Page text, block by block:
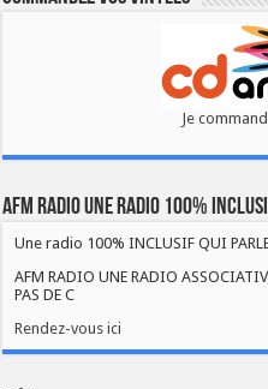
Je
AFM RADIO UNE RADIO 100%
Une radio 100% INCLUSIF QUI
AFM RADIO UNE RADIO
PAS DE C
Rendez-vous ici